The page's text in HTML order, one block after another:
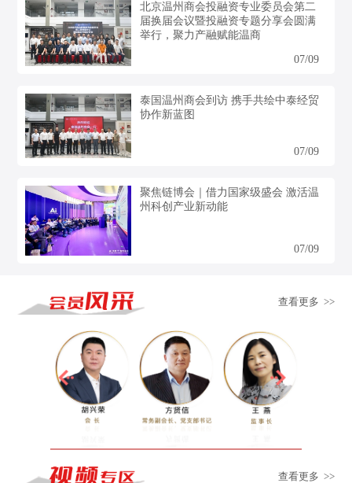
北京温州商会投融资专业委员会第二
届换届会议暨投融资专题分享会圆满
举行，聚力产融赋能温商
07/09
泰国温州商会到访 携手共绘中泰经贸
协作新蓝图
07/09
聚焦链博会｜借力国家级盛会 激活温
州科创产业新动能
07/09
查看更多 >>
查看更多 >>